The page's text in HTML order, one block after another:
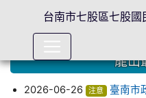
龍山
2026-06-26 注意
臺南市
台南市七股區七股